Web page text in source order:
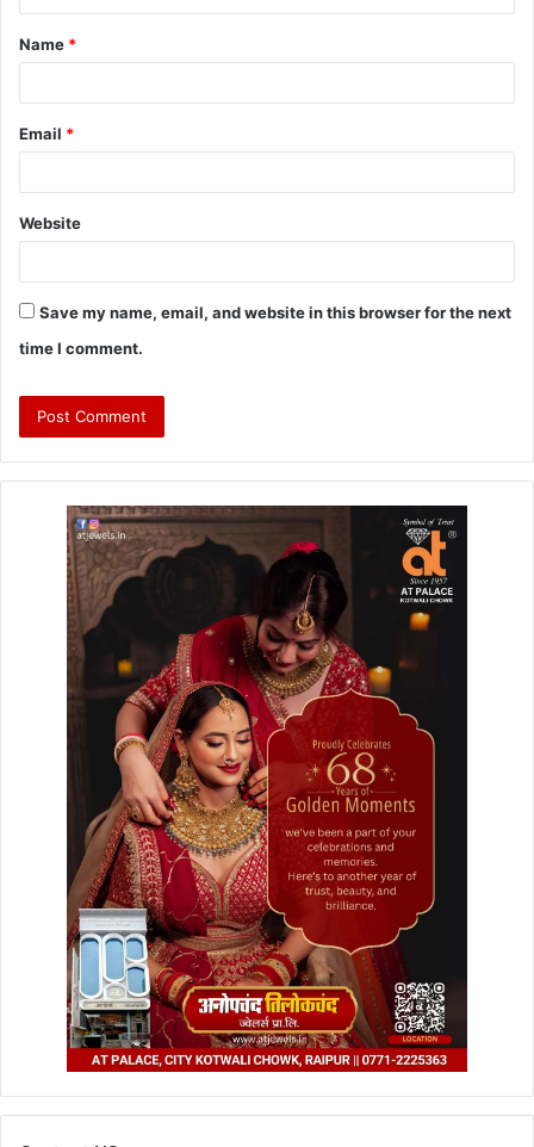
Name *
Email *
Website
Save my name, email, and website in this browser for the next
time I comment.